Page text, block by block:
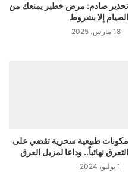
تحذير صادم: مرض خطير يمنعك من
الصيام إلا بشروط
18 مارس، 2025
مكونات طبيعية سحرية تقضي على
التعرق نهائياً.. وداعا لمزيل العرق
1 يوليو، 2024